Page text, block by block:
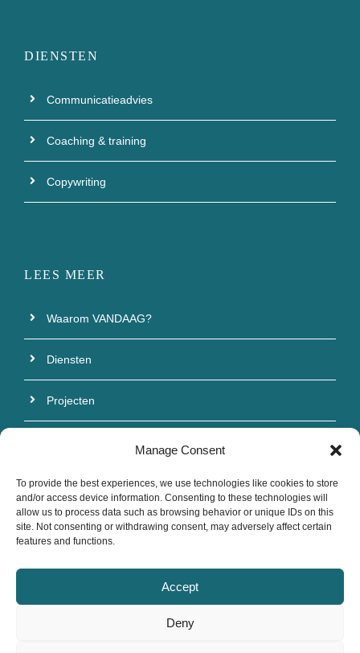
Manage Consent
To provide the best experiences, we use technologies like cookies to store
and/or access device information. Consenting to these technologies will
allow us to process data such as browsing behavior or unique IDs on this
site. Not consenting or withdrawing consent, may adversely affect certain
features and functions.
Accept
Deny
DIENSTEN
Communicatieadvies
Coaching & training
Copywriting
LEES MEER
Waarom VANDAAG?
Diensten
Projecten
VANDAAG VOLGEN?